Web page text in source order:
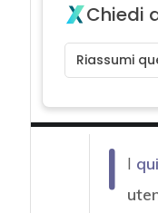
Chiedi
Riassumi
I l